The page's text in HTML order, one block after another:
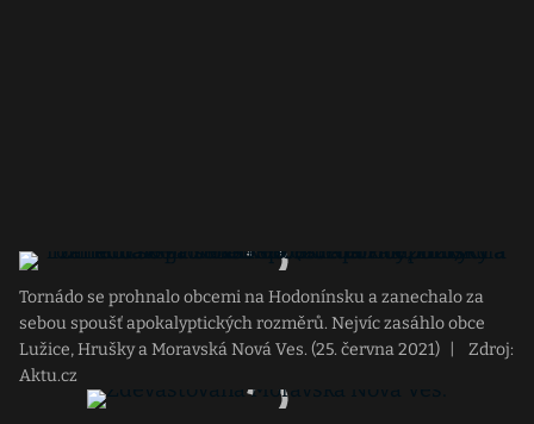
Tornádo se prohnalo obcemi na Hodonínsku a zanechalo za
sebou spoušť apokalyptických rozměrů. Nejvíc zasáhlo obce
Lužice, Hrušky a Moravská Nová Ves. (25. června 2021)
Zdroj:
Aktu.cz